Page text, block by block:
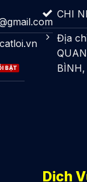
CHI
Địa
Dịch